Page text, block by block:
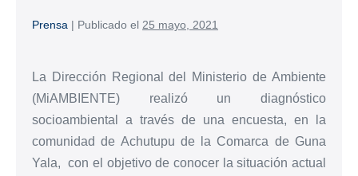
Prensa | Publicado el 25 mayo, 2021
La Dirección Regional del Ministerio de Ambiente
(MiAMBIENTE) realizó un diagnóstico
socioambiental a través de una encuesta, en la
comunidad de Achutupu de la Comarca de Guna
Yala, con el objetivo de conocer la situación actual